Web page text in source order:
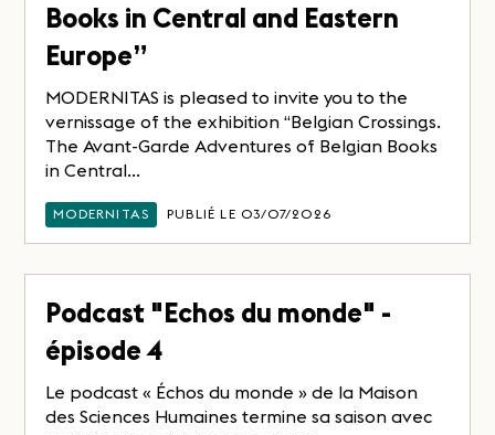
Books in Central and Eastern
Europe”
MODERNITAS is pleased to invite you to the
vernissage of the exhibition “Belgian Crossings.
The Avant-Garde Adventures of Belgian Books
in Central...
MODERNITAS PUBLIÉ LE 03/07/2026
Podcast "Echos du monde" -
épisode 4
Le podcast « Échos du monde » de la Maison
des Sciences Humaines termine sa saison avec